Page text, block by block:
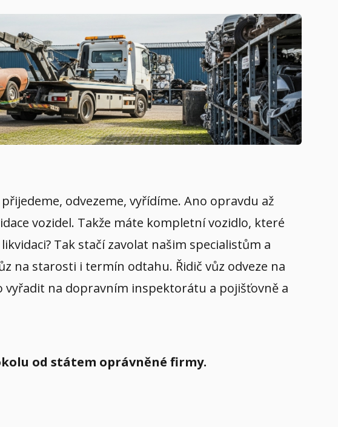
odvezeme, vyřídíme. Ano opravdu až
vozidel. Takže máte kompletní vozidlo, které
Tak stačí zavolat našim specialistům a
na starosti i termín odtahu. Řidič vůz odveze na
vyřadit na dopravním inspektorátu a pojišťovně a
od státem oprávněné firmy.